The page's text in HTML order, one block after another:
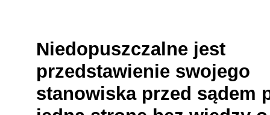
Niedopuszczalne jest
przedstawienie swojego
stanowiska przed sądem